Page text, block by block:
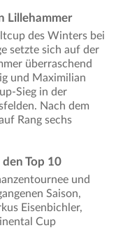
Lillehammer
des Winters bei
setzte sich auf der
überraschend
und Maximilian
Sieg in der
Nach dem
Rang sechs
Top 10
und
Saison,
Eisenbichler,
Cup